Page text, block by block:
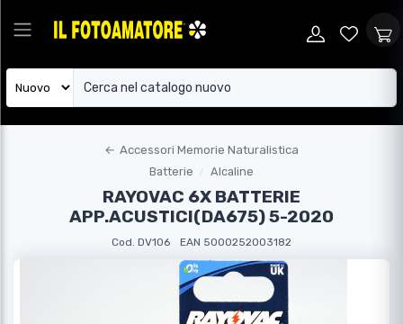
← Accessori Memorie Naturalistica
Batterie
Alcaline
RAYOVAC 6X BATTERIE
APP.ACUSTICI(DA675) 5-2020
Cod. DV106 EAN 5000252003182